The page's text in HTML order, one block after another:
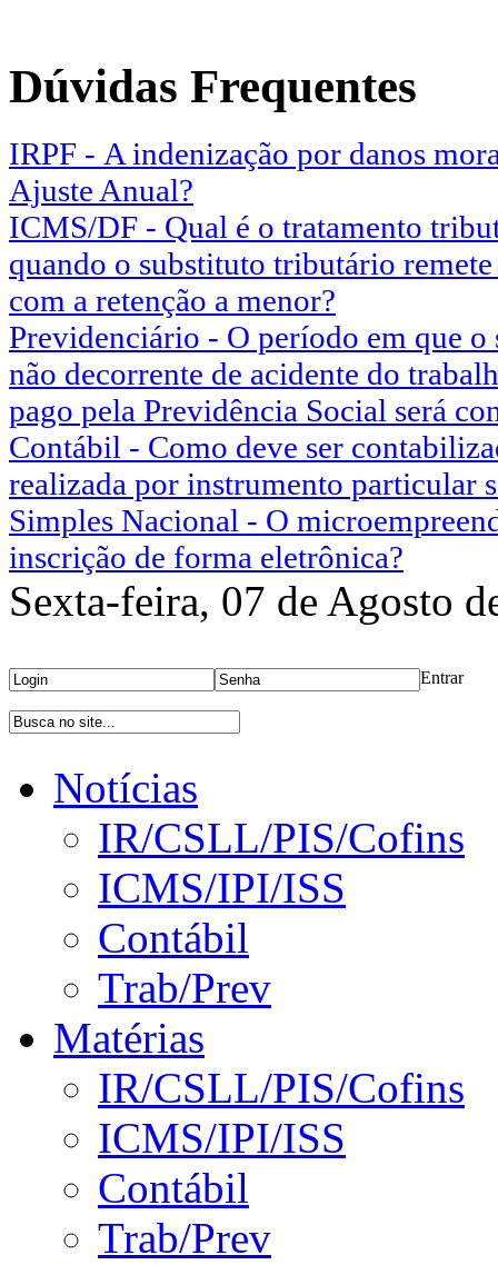
Dúvidas Frequentes
IRPF - A indenização por danos
Ajuste Anual?
ICMS/DF - Qual é o tratamento
quando o substituto tributário
com a retenção a menor?
Previdenciário - O período em que
não decorrente de acidente do
pago pela Previdência Social será
Contábil - Como deve ser
realizada por instrumento particular
Simples Nacional - O
inscrição de forma eletrônica?
Sexta-feira, 07 de Agosto
Entrar
Notícias
IR/CSLL/PIS/Cofins
ICMS/IPI/ISS
Contábil
Trab/Prev
Matérias
IR/CSLL/PIS/Cofins
ICMS/IPI/ISS
Contábil
Trab/Prev